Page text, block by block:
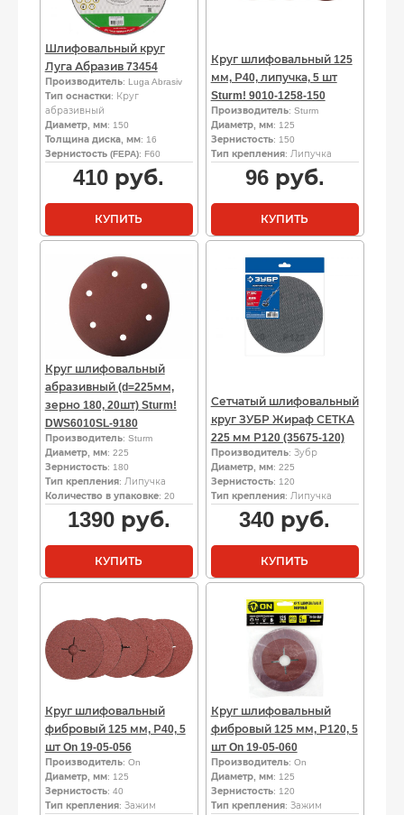
Шлифовальный круг
Луга Абразив 73454
Производитель: Luga Abrasiv
Тип оснастки: Круг
абразивный
Диаметр, мм: 150
Толщина диска, мм: 16
Зернистость (FEPA): F60
410 руб.
КУПИТЬ
Круг шлифовальный 125
мм, Р40, липучка, 5 шт
Sturm! 9010-1258-150
Производитель: Sturm
Диаметр, мм: 125
Зернистость: 150
Тип крепления: Липучка
96руб.
КУПИТЬ
Круг шлифовальный
абразивный (d=225мм,
зерно 180, 20шт) Sturm!
DWS6010SL-9180
Производитель: Sturm
Диаметр, мм: 225
Зернистость: 180
Тип крепления: Липучка
Количество в упаковке: 20
1390руб.
КУПИТЬ
Сетчатый шлифовальный
круг ЗУБР Жираф СЕТКА
225 мм Р120 (35675-120)
Производитель: Зубр
Диаметр, мм: 225
Зернистость: 120
Тип крепления: Липучка
340 руб.
КУПИТЬ
Круг шлифовальный
фибровый 125 мм, Р40, 5
шт On 19-05-056
Производитель: On
Диаметр, мм: 125
Зернистость: 40
Тип крепления: Зажим
Круг шлифовальный
фибровый 125 мм, Р120, 5
шт On 19-05-060
Производитель: On
Диаметр, мм: 125
Зернистость: 120
Тип крепления: Зажим